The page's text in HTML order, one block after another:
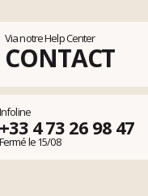
Via notre Help Center
CONTACT
Infoline
+33 4 73 26 98 47
Fermé le 15/08